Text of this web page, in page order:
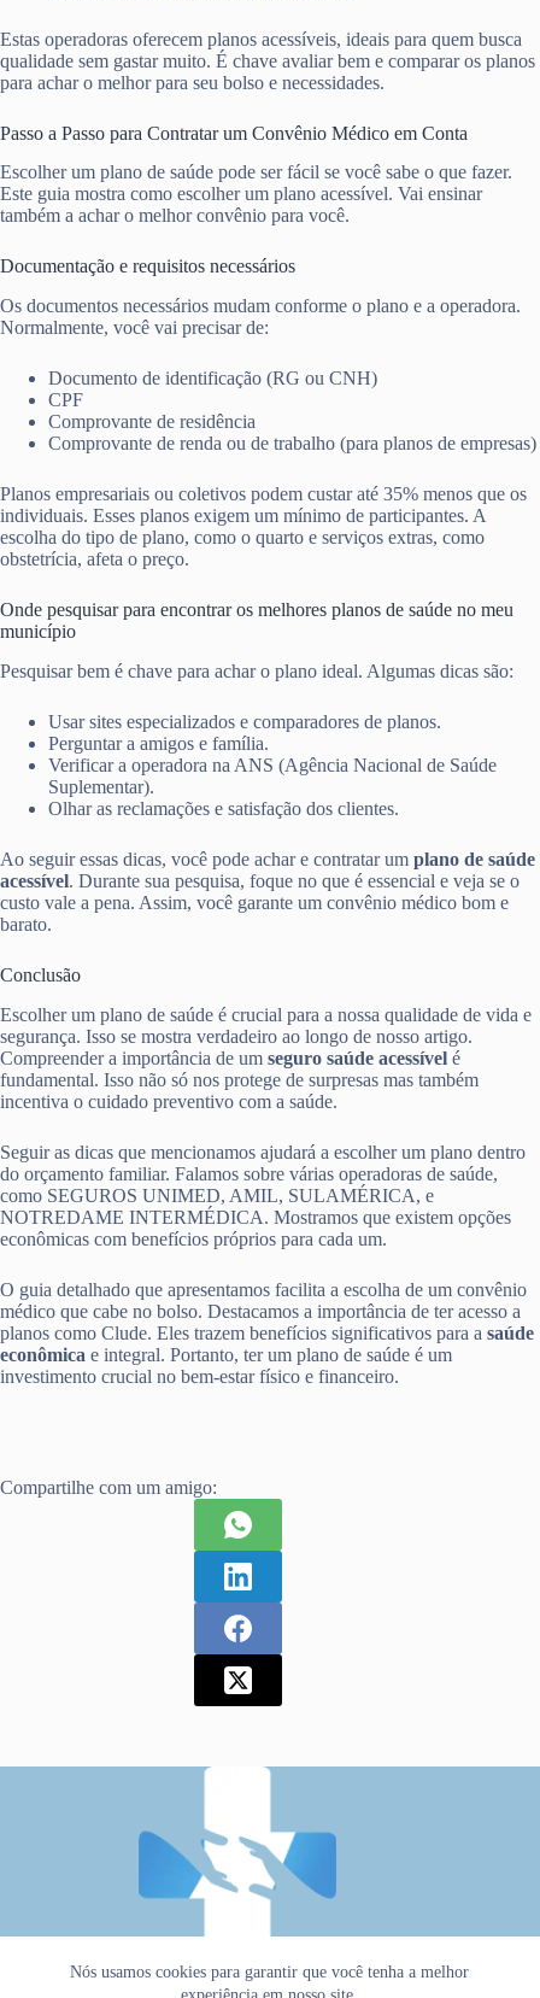
Nós usamos cookies para garantir que você tenha a melhor
Estas operadoras oferecem planos acessíveis, ideais para quem busca
qualidade sem gastar muito. É chave avaliar bem e comparar os planos
para achar o melhor para seu bolso e necessidades.
Passo a Passo para Contratar um Convênio Médico em Conta
Escolher um plano de saúde pode ser fácil se você sabe o que fazer.
Este guia mostra como escolher um plano acessível. Vai ensinar
também a achar o melhor convênio para você.
Documentação e requisitos necessários
Os documentos necessários mudam conforme o plano e a operadora.
Normalmente, você vai precisar de:
Documento de identificação (RG ou CNH)
CPF
Comprovante de residência
Comprovante de renda ou de trabalho (para planos de empresas)
Planos empresariais ou coletivos podem custar até 35% menos que os
individuais. Esses planos exigem um mínimo de participantes. A
escolha do tipo de plano, como o quarto e serviços extras, como
obstetrícia, afeta o preço.
Onde pesquisar para encontrar os melhores planos de saúde no meu
município
Pesquisar bem é chave para achar o plano ideal. Algumas dicas são:
Usar sites especializados e comparadores de planos.
Perguntar a amigos e família.
Verificar a operadora na ANS (Agência Nacional de Saúde
Suplementar).
Olhar as reclamações e satisfação dos clientes.
Ao seguir essas dicas, você pode achar e contratar um plano de saúde
acessível. Durante sua pesquisa, foque no que é essencial e veja se o
custo vale a pena. Assim, você garante um convênio médico bom e
barato.
Conclusão
Escolher um plano de saúde é crucial para a nossa qualidade de vida e
segurança. Isso se mostra verdadeiro ao longo de nosso artigo.
Compreender a importância de um seguro saúde acessível é
fundamental. Isso não só nos protege de surpresas mas também
incentiva o cuidado preventivo com a saúde.
Seguir as dicas que mencionamos ajudará a escolher um plano dentro
do orçamento familiar. Falamos sobre várias operadoras de saúde,
como SEGUROS UNIMED, AMIL, SULAMÉRICA, e
NOTREDAME INTERMÉDICA. Mostramos que existem opções
econômicas com benefícios próprios para cada um.
O guia detalhado que apresentamos facilita a escolha de um convênio
médico que cabe no bolso. Destacamos a importância de ter acesso a
planos como Clude. Eles trazem benefícios significativos para a saúde
econômica e integral. Portanto, ter um plano de saúde é um
investimento crucial no bem-estar físico e financeiro.
Compartilhe com um amigo: